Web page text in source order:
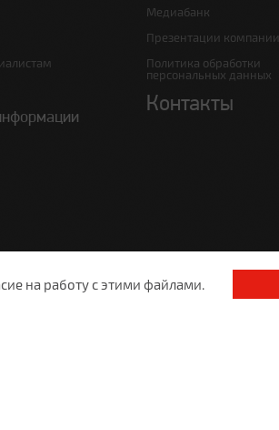
Медиабанк
Презентации компании
Политика обработки
персональных данных
Контакты
на работу с этими файлами.